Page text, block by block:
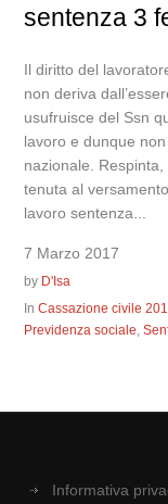
sentenza 3
Il diritto del
non deriva
usufruisce del Ssn
lavoro e dunque
nazionale.
tenuta al
lavoro sentenza...
7 Marzo 2017
by D'Isa
InCassazione civile
Previdenza sociale,
Informativa